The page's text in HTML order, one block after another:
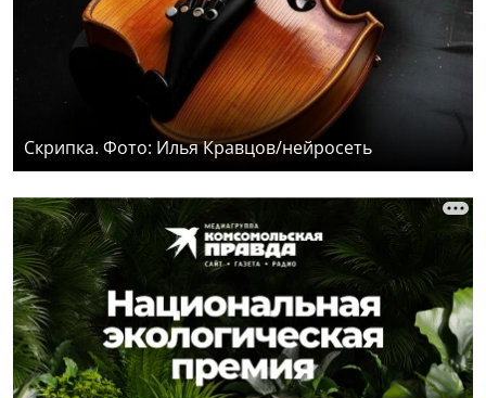
Скрипка. Фото: Илья Кравцов/нейросеть